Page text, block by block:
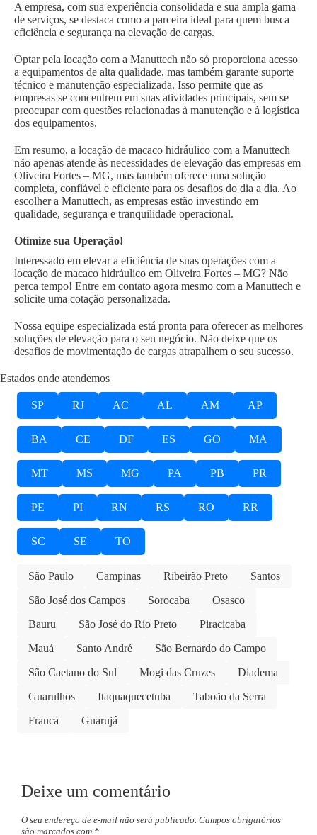
A empresa, com sua experiência consolidada e sua ampla gama
de serviços, se destaca como a parceira ideal para quem busca
eficiência e segurança na elevação de cargas.
Optar pela locação com a Manuttech não só proporciona acesso
a equipamentos de alta qualidade, mas também garante suporte
técnico e manutenção especializada. Isso permite que as
empresas se concentrem em suas atividades principais, sem se
preocupar com questões relacionadas à manutenção e à logística
dos equipamentos.
Em resumo, a locação de macaco hidráulico com a Manuttech
não apenas atende às necessidades de elevação das empresas em
Oliveira Fortes – MG, mas também oferece uma solução
completa, confiável e eficiente para os desafios do dia a dia. Ao
escolher a Manuttech, as empresas estão investindo em
qualidade, segurança e tranquilidade operacional.
Otimize sua Operação!
Interessado em elevar a eficiência de suas operações com a
locação de macaco hidráulico em Oliveira Fortes – MG? Não
perca tempo! Entre em contato agora mesmo com a Manuttech e
solicite uma cotação personalizada.
Nossa equipe especializada está pronta para oferecer as melhores
soluções de elevação para o seu negócio. Não deixe que os
desafios de movimentação de cargas atrapalhem o seu sucesso.
Estados onde atendemos
SP RJ AC AL AM AP
BA CE DF ES GO MA
MT MS MG PA PB PR
PE PI RN RS RO RR
SC SE TO
São Paulo Campinas Ribeirão Preto
Santos
São José dos Campos
Sorocaba
Osasco
Bauru
São José do Rio Preto
Piracicaba
Mauá
Santo André
São Bernardo do Campo
São Caetano do Sul
Mogi das Cruzes
Diadema
Guarulhos
Itaquaquecetuba
Taboão da Serra
Franca
Guarujá
Deixe um comentário
O seu endereço de e-mail não será publicado. Campos obrigatórios
são marcados com *